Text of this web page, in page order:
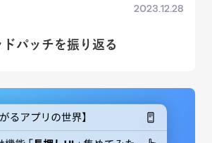
2023.12.28
パッチを振り返る